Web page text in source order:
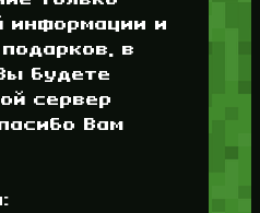
информации и
в
будете
сервер
Вам